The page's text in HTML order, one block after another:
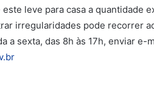
leve para casa a quantidade
irregularidades pode recorrer
a sexta, das 8h às 17h, enviar e-